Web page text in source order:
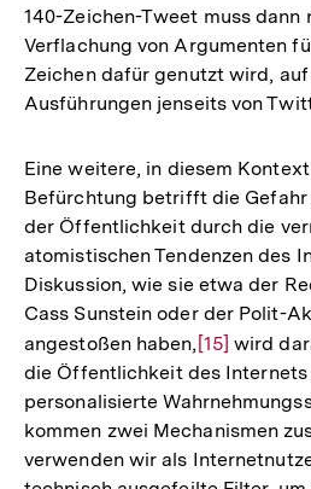
140-Zeichen-Tweet muss dann
Verflachung von Argumenten
Zeichen dafür genutzt wird,
Ausführungen jenseits von
Eine weitere, in diesem
Befürchtung betrifft die
der Öffentlichkeit durch die
atomistischen Tendenzen des
Diskussion, wie sie etwa der
Cass Sunstein oder der Polit-
angestoßen haben, Zur
Auflösung
der
Fußnote
[15] wird
die Öffentlichkeit des Internets
personalisierte
kommen zwei Mechanismen
verwenden wir als